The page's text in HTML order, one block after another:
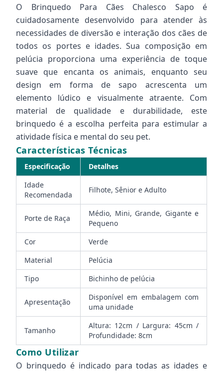
O Brinquedo Para Cães Chalesco Sapo é
cuidadosamente desenvolvido para atender às
necessidades de diversão e interação dos cães de
todos os portes e idades. Sua composição em
pelúcia proporciona uma experiência de toque
suave que encanta os animais, enquanto seu
design em forma de sapo acrescenta um
elemento lúdico e visualmente atraente. Com
material de qualidade e durabilidade, este
brinquedo é a escolha perfeita para estimular a
atividade física e mental do seu pet.
Características Técnicas
Especificação
Detalhes
Idade
Recomendada
Filhote, Sênior e Adulto
Porte de Raça
Médio, Mini, Grande, Gigante e
Pequeno
Cor
Verde
Material
Pelúcia
Tipo
Bichinho de pelúcia
Apresentação
Disponível em embalagem com
uma unidade
Tamanho
Altura: 12cm / Largura: 45cm /
Profundidade: 8cm
Como Utilizar
O brinquedo é indicado para todas as idades e